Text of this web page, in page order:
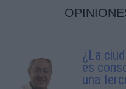
¿La
es
una